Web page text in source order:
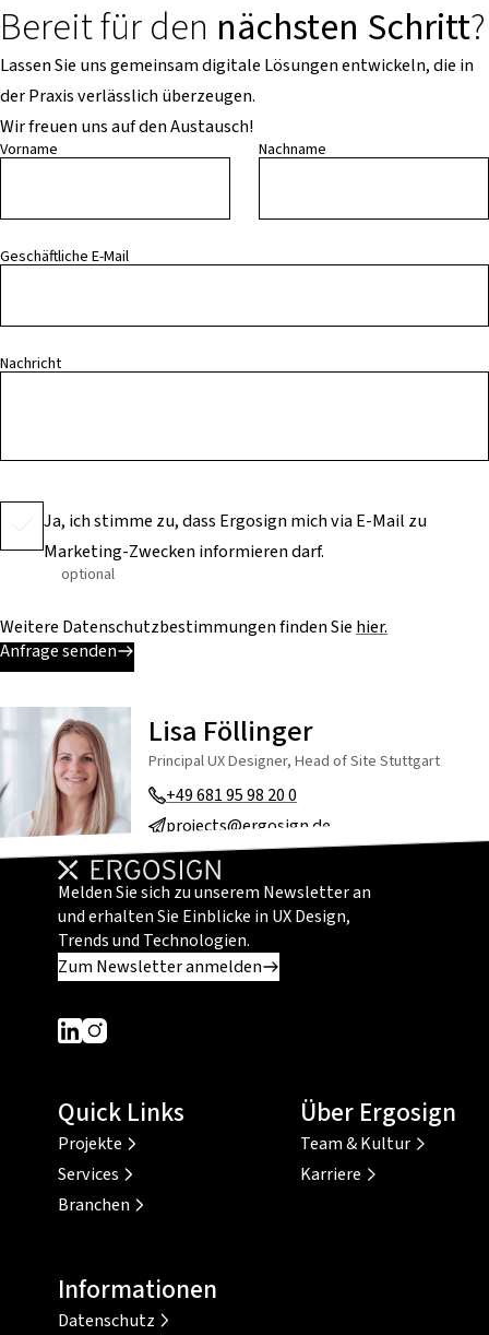
Bereit für den nächsten Schritt?
Lassen Sie uns gemeinsam digitale Lösungen entwickeln, die in
der Praxis verlässlich überzeugen.
Wir freuen uns auf den Austausch!
Vorname Nachname
Geschäftliche E-Mail
Nachricht
Ja, ich stimme zu, dass Ergosign mich via E-Mail zu
Marketing-Zwecken informieren darf.
optional
Weitere Datenschutzbestimmungen finden Sie hier.
Anfrage senden
Lisa Föllinger
Principal UX Designer, Head of Site Stuttgart
+49 681 95 98 20 0
projects@ergosign.de
Melden Sie sich zu unserem Newsletter an
und erhalten Sie Einblicke in UX Design,
Trends und Technologien.
Zum Newsletter anmelden
Dieser Link führt zu einer externen Seite
Dieser Link führt zu einer externen Seite
Quick Links
Projekte
Services
Branchen
Über Ergosign
Team & Kultur
Karriere
Informationen
Datenschutz